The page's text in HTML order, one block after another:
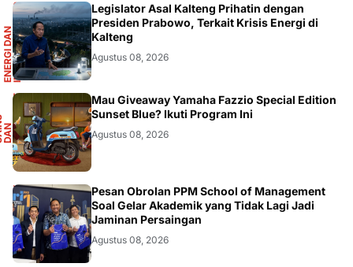
E
N
E
R
G
I
D
A
N
I
N
F
R
A
S
T
R
U
K
T
UR
Legislator Asal Kalteng Prihatin dengan
Presiden Prabowo, Terkait Krisis Energi di
Kalteng
Agustus 08, 2026
N
OF
Mau Giveaway Yamaha Fazzio Special Edition
Sunset Blue? Ikuti Program Ini
Agustus 08, 2026
DIKBUDRISTEK
Pesan Obrolan PPM School of Management
Soal Gelar Akademik yang Tidak Lagi Jadi
Jaminan Persaingan
Agustus 08, 2026